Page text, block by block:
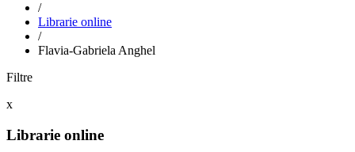
/
Librarie online
/
Flavia-Gabriela Anghel
Filtre
x
Librarie online